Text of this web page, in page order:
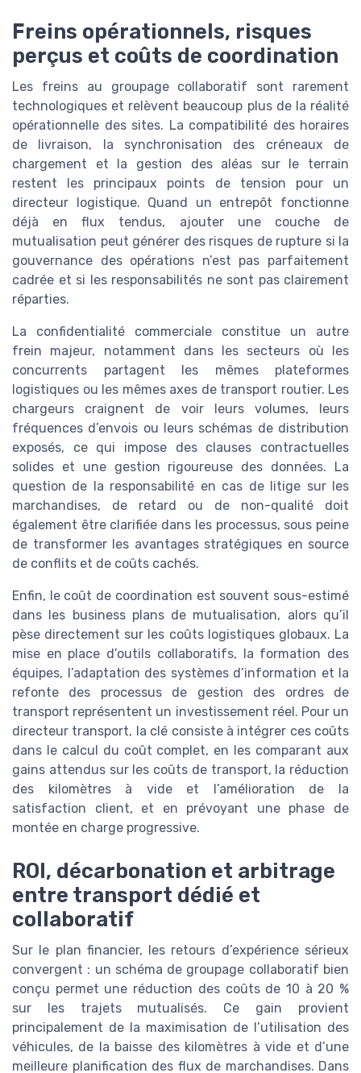
Freins opérationnels, risques
perçus et coûts de coordination
Les freins au groupage collaboratif sont rarement
technologiques et relèvent beaucoup plus de la réalité
opérationnelle des sites. La compatibilité des horaires
de livraison, la synchronisation des créneaux de
chargement et la gestion des aléas sur le terrain
restent les principaux points de tension pour un
directeur logistique. Quand un entrepôt fonctionne
déjà en flux tendus, ajouter une couche de
mutualisation peut générer des risques de rupture si la
gouvernance des opérations n’est pas parfaitement
cadrée et si les responsabilités ne sont pas clairement
réparties.
La confidentialité commerciale constitue un autre
frein majeur, notamment dans les secteurs où les
concurrents partagent les mêmes plateformes
logistiques ou les mêmes axes de transport routier. Les
chargeurs craignent de voir leurs volumes, leurs
fréquences d’envois ou leurs schémas de distribution
exposés, ce qui impose des clauses contractuelles
solides et une gestion rigoureuse des données. La
question de la responsabilité en cas de litige sur les
marchandises, de retard ou de non-qualité doit
également être clarifiée dans les processus, sous peine
de transformer les avantages stratégiques en source
de conflits et de coûts cachés.
Enfin, le coût de coordination est souvent sous-estimé
dans les business plans de mutualisation, alors qu’il
pèse directement sur les coûts logistiques globaux. La
mise en place d’outils collaboratifs, la formation des
équipes, l’adaptation des systèmes d’information et la
refonte des processus de gestion des ordres de
transport représentent un investissement réel. Pour un
directeur transport, la clé consiste à intégrer ces coûts
dans le calcul du coût complet, en les comparant aux
gains attendus sur les coûts de transport, la réduction
des kilomètres à vide et l’amélioration de la
satisfaction client, et en prévoyant une phase de
montée en charge progressive.
ROI, décarbonation et arbitrage
entre transport dédié et
collaboratif
Sur le plan financier, les retours d’expérience sérieux
convergent : un schéma de groupage collaboratif bien
conçu permet une réduction des coûts de 10 à 20 %
sur les trajets mutualisés. Ce gain provient
principalement de la maximisation de l’utilisation des
véhicules, de la baisse des kilomètres à vide et d’une
meilleure planification des flux de marchandises. Dans